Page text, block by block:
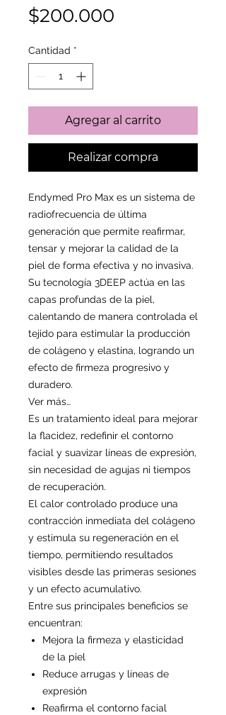
$200.000
Cantidad *
Agregar al carrito
Realizar compra
Endymed Pro Max es un sistema de
radiofrecuencia de última
generación que permite reafirmar,
tensar y mejorar la calidad de la
piel de forma efectiva y no invasiva.
Su tecnología 3DEEP actúa en las
capas profundas de la piel,
calentando de manera controlada el
tejido para estimular la producción
de colágeno y elastina, logrando un
efecto de firmeza progresivo y
duradero.
Ver más…
Es un tratamiento ideal para mejorar
la flacidez, redefinir el contorno
facial y suavizar líneas de expresión,
sin necesidad de agujas ni tiempos
de recuperación.
El calor controlado produce una
contracción inmediata del colágeno
y estimula su regeneración en el
tiempo, permitiendo resultados
visibles desde las primeras sesiones
y un efecto acumulativo.
Entre sus principales beneficios se
encuentran:
Mejora la firmeza y elasticidad
de la piel
Reduce arrugas y líneas de
expresión
Reafirma el contorno facial